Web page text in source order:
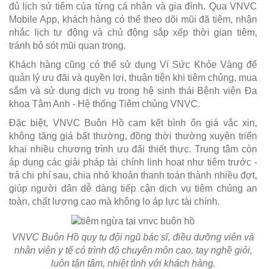
đủ lịch sử tiêm của từng cá nhân và gia đình. Qua VNVC
Mobile App, khách hàng có thể theo dõi mũi đã tiêm, nhận
nhắc lịch tự động và chủ động sắp xếp thời gian tiêm,
tránh bỏ sót mũi quan trọng.
Khách hàng cũng có thể sử dụng Ví Sức Khỏe Vàng để
quản lý ưu đãi và quyền lợi, thuận tiện khi tiêm chủng, mua
sắm và sử dụng dịch vụ trong hệ sinh thái Bệnh viện Đa
khoa Tâm Anh - Hệ thống Tiêm chủng VNVC.
Đặc biệt, VNVC Buôn Hồ cam kết bình ổn giá vắc xin,
không tăng giá bất thường, đồng thời thường xuyên triển
khai nhiều chương trình ưu đãi thiết thực. Trung tâm còn
áp dụng các giải pháp tài chính linh hoạt như tiêm trước -
trả chi phí sau, chia nhỏ khoản thanh toán thành nhiều đợt,
giúp người dân dễ dàng tiếp cận dịch vụ tiêm chủng an
toàn, chất lượng cao mà không lo áp lực tài chính.
VNVC Buôn Hồ quy tụ đội ngũ bác sĩ, điều dưỡng viên và
nhân viên y tế có trình độ chuyên môn cao, tay nghề giỏi,
luôn tận tâm, nhiệt tình với khách hàng.